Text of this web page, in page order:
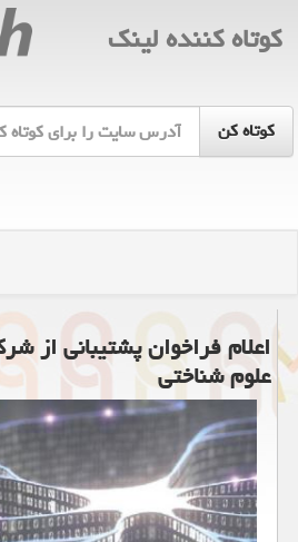
كوتاه كننده لینك
اعلام فراخوان پشتیبانی از
علوم شناختی